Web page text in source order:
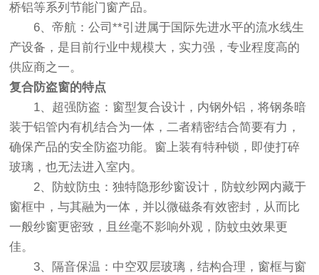
桥铝等系列节能门窗产品。
6、帝航：公司**引进属于国际先进水平的流水线生
产设备，是目前行业中规模大，实力强，专业程度高的
供应商之一。
复合防盗窗的特点
1、超强防盗：窗型复合设计，内钢外铝，将钢条暗
装于铝管内有机结合为一体，二者精密结合简要有力，
确保产品的安全防盗功能。窗上装有特种锁，即使打碎
玻璃，也无法进入室内。
2、防蚊防虫：独特隐形纱窗设计，防蚊纱网内藏于
窗框中，与其融为一体，并以微磁条有效密封，从而比
一般纱窗更密致，且丝毫不影响外观，防蚊虫效果更
佳。
3、隔音保温：中空双层玻璃，结构合理，窗框与窗